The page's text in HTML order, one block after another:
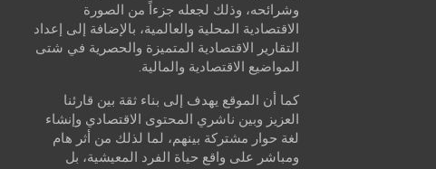
وشرائحه، وذلك لجعله جزءاً من الصورة
الاقتصادية المحلية والعالمية، بالإضافة إلى إعداد
التقارير الاقتصادية المتميزة والحصرية في شتى
المواضيع الاقتصادية والمالية.
كما أن الموقع يهدف إلى بناء ثقة بين قارئنا
العزيز وبين ناشري المحتوى الاقتصادي وإنشاء
لغة حوار مشتركة بينهم، لما لذلك من أثر هام
ومباشر على واقع حياة الفرد المعيشية، بل